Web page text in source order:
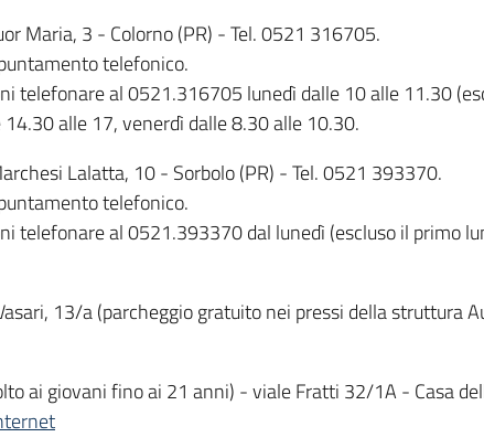
Maria, 3 - Colorno (PR) - Tel. 0521 316705.
telefonico.
telefonare al 0521.316705 lunedì dalle 10 alle 11.30
alle 17, venerdì dalle 8.30 alle 10.30.
Lalatta, 10 - Sorbolo (PR) - Tel. 0521 393370.
telefonico.
telefonare al 0521.393370 dal lunedì (escluso il primo
13/a (parcheggio gratuito nei pressi della struttura
ai giovani fino ai 21 anni) - viale Fratti 32/1A - Casa